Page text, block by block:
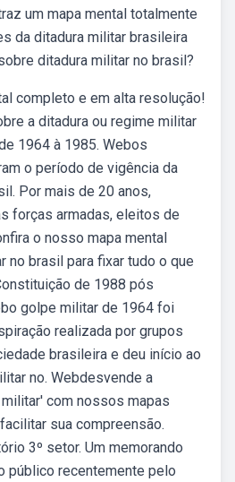
um mapa mental totalmente
da ditadura militar brasileira
ditadura militar no brasil?
completo e em alta resolução!
a ditadura ou regime militar
1964 à 1985. Webos
o período de vigência da
Por mais de 20 anos,
forças armadas, eleitos de
o nosso mapa mental
no brasil para fixar tudo o que
de 1988 pós
golpe militar de 1964 foi
realizada por grupos
brasileira e deu início ao
no. Webdesvende a
com nossos mapas
sua compreensão.
3º setor. Um memorando
público recentemente pelo